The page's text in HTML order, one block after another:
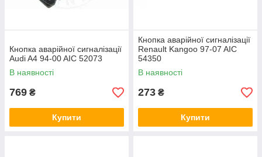
Кнопка аварійної сигналізації
Audi A4 94-00 AIC 52073
В наявності
769 ₴
Купити
Кнопка аварійної сигналізації
Renault Kangoo 97-07 AIC
54350
В наявності
273 ₴
Купити